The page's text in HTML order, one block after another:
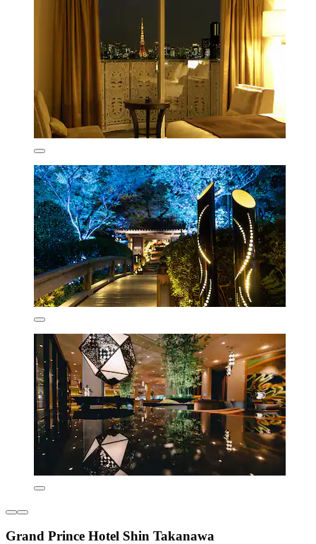
Grand Prince Hotel Shin Takanawa